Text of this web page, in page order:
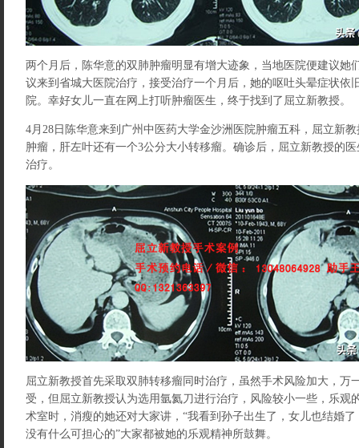
两个月后，陈华意的双肺肿瘤明显有增大迹象，当地医院便建议她
议来到省城大医院治疗，接受治疗一个月后，她的呕吐头晕症状依
院。幸好女儿一直在网上打听肿瘤医生，终于找到了屈立新教授。
4月28日陈华意来到广州中医药大学金沙洲医院肿瘤五科，屈立新
肿瘤，肝左叶还有一个3公分大小转移瘤。确诊后，屈立新教授的
治疗。
屈立新教授首先采取双肺转移瘤同时治疗，虽然手术风险加大，万
受，但屈立新教授认为选用氩氦刀进行治疗，风险较小一些，乐观
术室时，消瘦的她还对大家讲，“我看到孙子出生了，女儿也结婚
没有什么可担心的”大家都被她的乐观精神所鼓舞。